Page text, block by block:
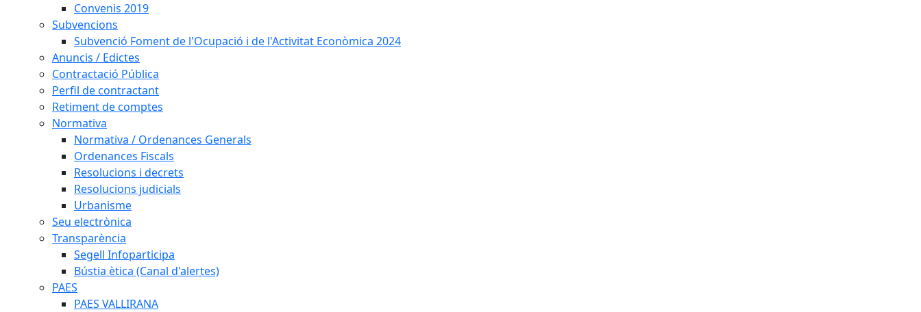
Convenis 2019
Subvencions
Subvenció Foment de l'Ocupació i de l'Activitat Econòmica 2024
Anuncis / Edictes
Contractació Pública
Perfil de contractant
Retiment de comptes
Normativa
Normativa / Ordenances Generals
Ordenances Fiscals
Resolucions i decrets
Resolucions judicials
Urbanisme
Seu electrònica
Transparència
Segell Infoparticipa
Bústia ètica (Canal d'alertes)
PAES
PAES VALLIRANA